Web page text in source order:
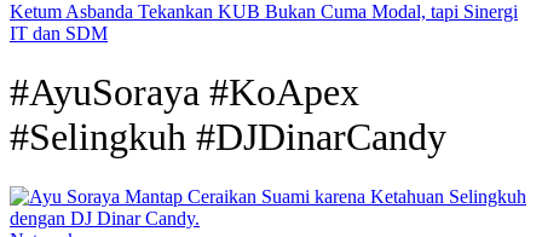
Ketum Asbanda Tekankan KUB Bukan Cuma Modal, tapi Sinergi
IT dan SDM
#AyuSoraya #KoApex
#Selingkuh #DJDinarCandy